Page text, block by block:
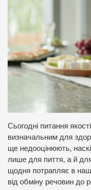
Сьогодні питання
визначальним для
ще недооцінюють,
лише для пиття, а й
щодня потрапляє в наш
від обміну речовин до